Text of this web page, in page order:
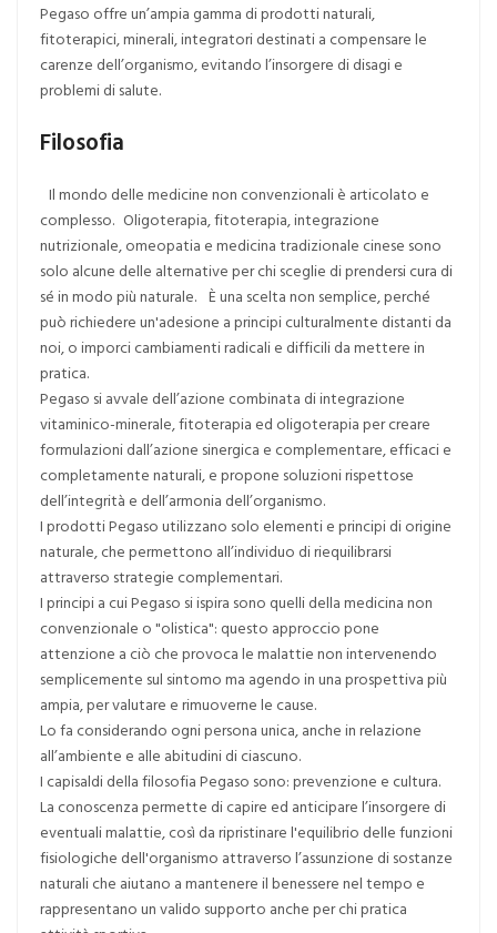
Pegaso offre un’ampia gamma di prodotti naturali,
fitoterapici, minerali, integratori destinati a compensare le
carenze dell’organismo, evitando l’insorgere di disagi e
problemi di salute.
Filosofia
Il mondo delle medicine non convenzionali è articolato e
complesso. Oligoterapia, fitoterapia, integrazione
nutrizionale, omeopatia e medicina tradizionale cinese sono
solo alcune delle alternative per chi sceglie di prendersi cura di
sé in modo più naturale. È una scelta non semplice, perché
può richiedere un'adesione a principi culturalmente distanti da
noi, o imporci cambiamenti radicali e difficili da mettere in
pratica.
Pegaso si avvale dell’azione combinata di integrazione
vitaminico-minerale, fitoterapia ed oligoterapia per creare
formulazioni dall’azione sinergica e complementare, efficaci e
completamente naturali, e propone soluzioni rispettose
dell’integrità e dell’armonia dell’organismo.
I prodotti Pegaso utilizzano solo elementi e principi di origine
naturale, che permettono all’individuo di riequilibrarsi
attraverso strategie complementari.
I principi a cui Pegaso si ispira sono quelli della medicina non
convenzionale o "olistica": questo approccio pone
attenzione a ciò che provoca le malattie non intervenendo
semplicemente sul sintomo ma agendo in una prospettiva più
ampia, per valutare e rimuoverne le cause.
Lo fa considerando ogni persona unica, anche in relazione
all’ambiente e alle abitudini di ciascuno.
I capisaldi della filosofia Pegaso sono: prevenzione e cultura.
La conoscenza permette di capire ed anticipare l’insorgere di
eventuali malattie, così da ripristinare l'equilibrio delle funzioni
fisiologiche dell'organismo attraverso l’assunzione di sostanze
naturali che aiutano a mantenere il benessere nel tempo e
rappresentano un valido supporto anche per chi pratica